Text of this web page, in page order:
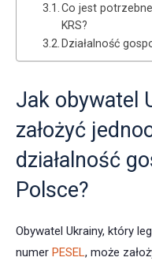
Co jest
KRS?
Działalność
Jak obywatel
założyć
działalność
Polsce?
Obywatel Ukrainy, który
numer PESEL, może